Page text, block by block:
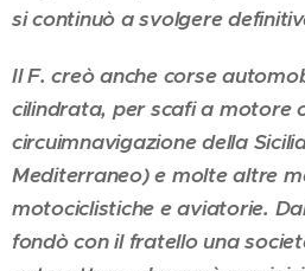
si continuò a svolgere
Il F. creò anche corse
cilindrata, per scafi a motore
circuimnavigazione della
Mediterraneo) e molte altre
motociclistiche e aviatorie.
fondò con il fratello una